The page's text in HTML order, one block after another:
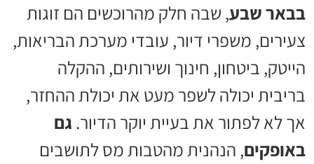
בבאר שבע, שבה חלק מהרוכשים הם זוגות
צעירים, משפרי דיור, עובדי מערכת הבריאות,
הייטק, ביטחון, חינוך ושירותים, ההקלה
בריבית יכולה לשפר מעט את יכולת ההחזר,
אך לא לפתור את בעיית יוקר הדיור. גם
באופקים, הנהנית מהטבות מס לתושבים